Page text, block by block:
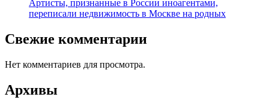
Артисты, признанные в России иноагентами,
переписали недвижимость в Москве на родных
Свежие комментарии
Нет комментариев для просмотра.
Архивы